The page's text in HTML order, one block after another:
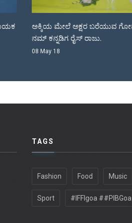
ಅಕ್ಕಿಯ ಮೇಲೆ ಅಕ್ಷರ ಬರೆಯುವ ಗೋವಾದಲ್ಲಿ
ನಮ್ ಕನ್ನಡಿಗ ರೈಸ್ ರಾಜು.
TAGS
Fashion Food Music
Sport #IFFIgoa ##PIBGoa